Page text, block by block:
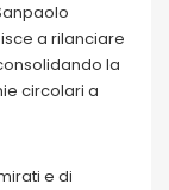
a rilanciare
la
circolari a
e di